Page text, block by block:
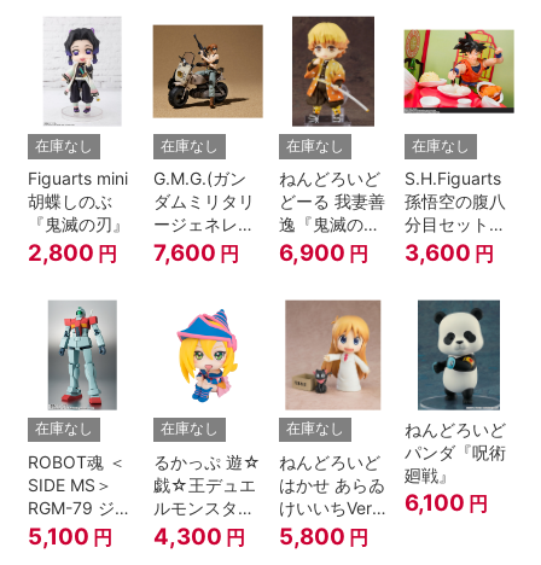
在庫なし
Figuarts mini
胡蝶しのぶ
『鬼滅の刃』
2,800 円
在庫なし
G.M.G.(ガン
ダムミリタリ
ージェネレー
ション） 機動
戦士ガンダム
地球連邦軍V-
SP09 一般兵
士＆連邦兵専
用バイク
7,600 円
在庫なし
ねんどろいど
どーる 我妻善
逸『鬼滅の
刃』
6,900 円
在庫なし
S.H.Figuarts
孫悟空の腹八
分目セット
『ドラゴンボ
ールZ』
3,600 円
在庫なし
ROBOT魂 ＜
SIDE MS＞
RGM-79 ジム
ver.
A.N.I.M.E.
5,100 円
在庫なし
るかっぷ 遊☆
戯☆王デュエ
ルモンスター
ズ ブラック・
マジシャン・
4,300 円
在庫なし
ねんどろいど
はかせ あらゐ
けいいちVer.
『日常』
5,800 円
ねんどろいど
パンダ『呪術
廻戦』
6,100 円